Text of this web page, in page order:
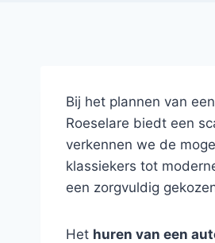
Bij het plannen van
Roeselare biedt een
verkennen we de
klassiekers tot
een zorgvuldig
Het huren van een